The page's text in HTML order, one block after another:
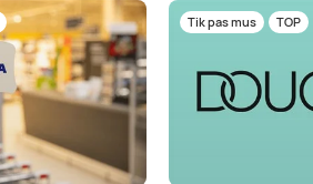
Tik pas mus TOP